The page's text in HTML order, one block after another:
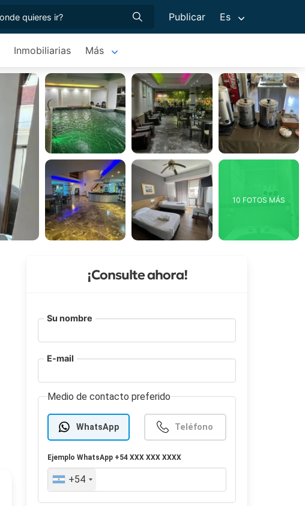
Publicar Es
Inmobiliarias Más
10 FOTOS MÁS
¡Consulte ahora!
Su nombre
E-mail
Medio de contacto preferido
WhatsApp Teléfono
EjemploWhatsApp +54 XXX XXX XXXX
+54